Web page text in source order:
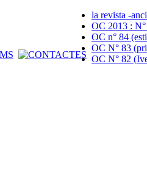
la revista -
OC 2013 :
OC n° 84
OC N° 83
OC N° 82